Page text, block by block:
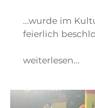
...wurde im
feierlich
weiterlesen...